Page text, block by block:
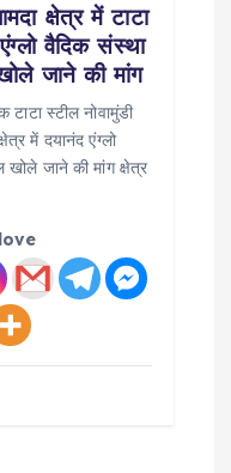
क्षेत्र में टाटा
वैदिक संस्था
जाने की मांग
टाटा स्टील नोवामुंडी
में दयानंद एंग्लो
जाने की मांग क्षेत्र